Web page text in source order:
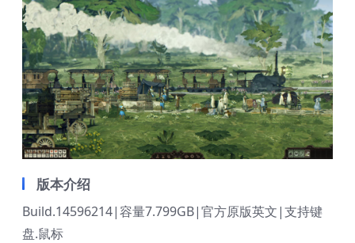
版本介绍
Build.14596214|容量7.799GB|官方原版英文|支持键
盘.鼠标